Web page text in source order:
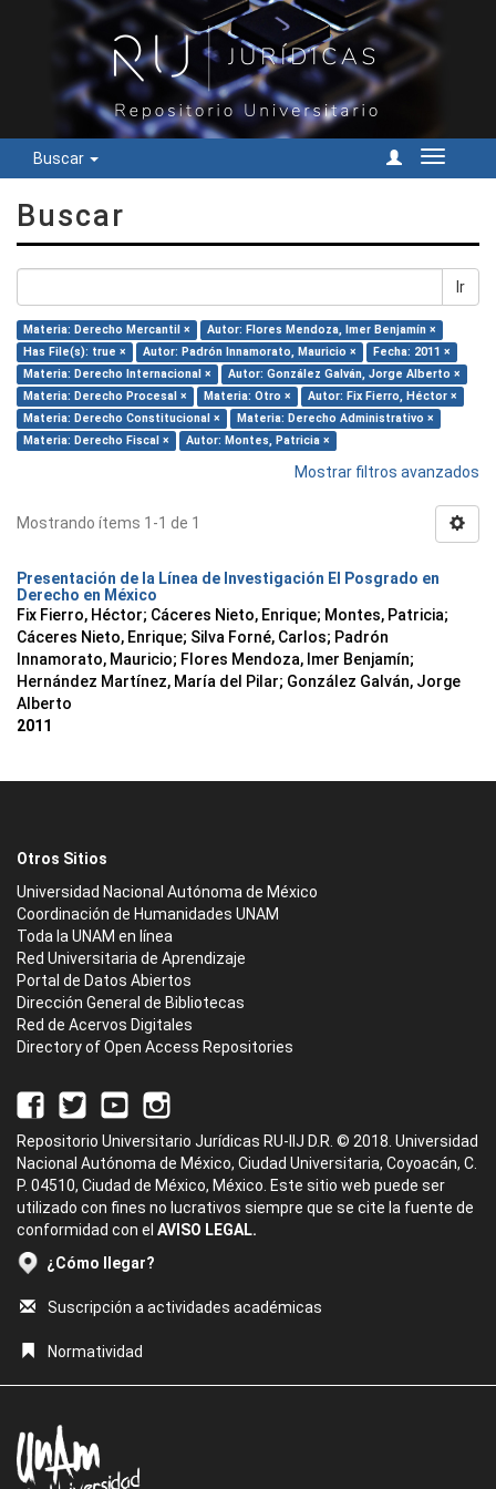
Buscar
Cambiar
Buscar
Ir
Materia: Derecho Mercantil ×
Autor: Flores Mendoza, Imer Benjamín ×
Has File(s): true ×
Autor: Padrón Innamorato, Mauricio ×
Fecha: 2011 ×
Materia: Derecho Internacional ×
Autor: González Galván, Jorge Alberto ×
Materia: Derecho Procesal ×
Materia: Otro ×
Autor: Fix Fierro, Héctor ×
Materia: Derecho Constitucional ×
Materia: Derecho Administrativo ×
Materia: Derecho Fiscal ×
Autor: Montes, Patricia ×
Mostrar filtros avanzados
Mostrando ítems 1-1 de 1
Presentación de la Línea de Investigación El Posgrado en
Derecho en México
Fix Fierro, Héctor; Cáceres Nieto, Enrique; Montes, Patricia;
Cáceres Nieto, Enrique; Silva Forné, Carlos; Padrón
Innamorato, Mauricio; Flores Mendoza, Imer Benjamín;
Hernández Martínez, María del Pilar; González Galván, Jorge
Alberto
2011
Otros Sitios
Universidad Nacional Autónoma de México
Coordinación de Humanidades UNAM
Toda la UNAM en línea
Red Universitaria de Aprendizaje
Portal de Datos Abiertos
Dirección General de Bibliotecas
Red de Acervos Digitales
Directory of Open Access Repositories
Repositorio Universitario Jurídicas RU-IIJ D.R. © 2018. Universidad
Nacional Autónoma de México, Ciudad Universitaria, Coyoacán, C.
P. 04510, Ciudad de México, México. Este sitio web puede ser
utilizado con fines no lucrativos siempre que se cite la fuente de
conformidad con el AVISO LEGAL.
¿Cómo llegar?
Suscripción a actividades académicas
Normatividad